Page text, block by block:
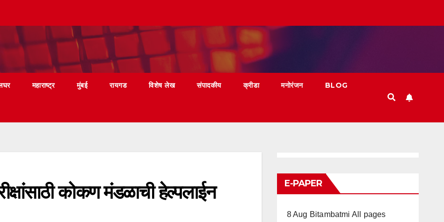
महाराष्ट्र मुंबई रायगड विशेष लेख संपादकीय क्रीडा मनोरंजन BLOG
कोकण मंडळाची हेल्पलाईन
E-PAPER
8 Aug Bitambatmi All pages